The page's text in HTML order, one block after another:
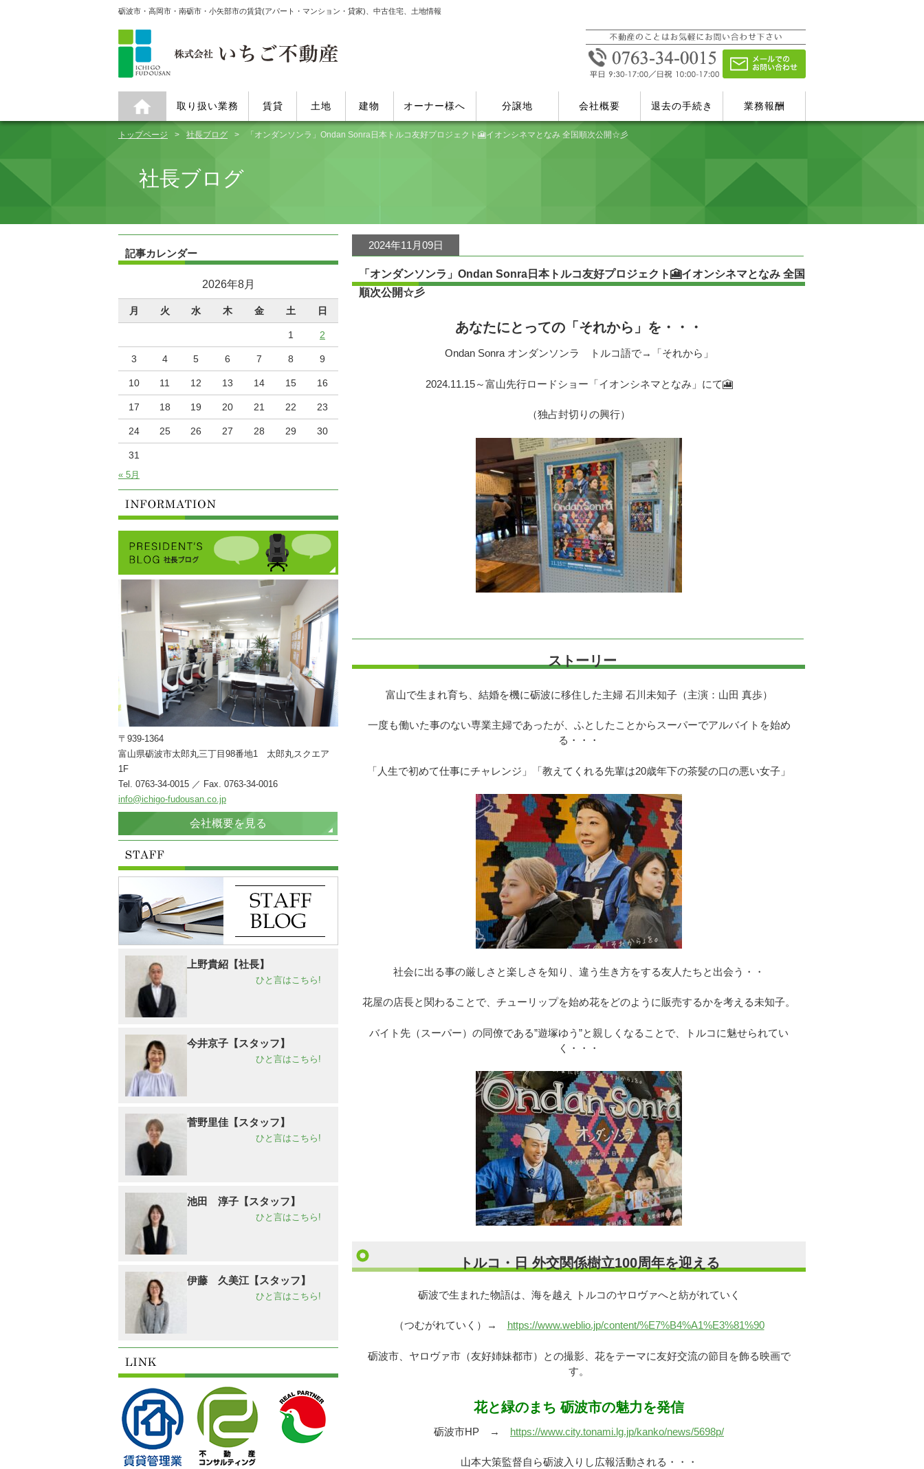
砺波市・高岡市・南砺市・小矢部市の賃貸(アパート・マンション・貸家)、中古住宅、土地情報
取り扱い業務 賃貸 土地 建物 オーナー様へ 分譲地 会社概要 退去の手続き 業務報酬
トップページ 社長ブログ 「オンダンソンラ」Ondan Sonra日本トルコ友好プロジェクト🎦イオンシネマとなみ 全国順次公開☆彡
社長ブログ
2024年11月09日
「オンダンソンラ」Ondan Sonra日本トルコ友好プロジェクト🎦イオンシネマとなみ 全国
順次公開☆彡
あなたにとっての「それから」を・・・
Ondan Sonra オンダンソンラ トルコ語で→「それから」
2024.11.15～富山先行ロードショー「イオンシネマとなみ」にて🎦
（独占封切りの興行）
ストーリー
富山で生まれ育ち、結婚を機に砺波に移住した主婦 石川未知子（主演：山田 真歩）
一度も働いた事のない専業主婦であったが、ふとしたことからスーパーでアルバイトを始め
る・・・
「人生で初めて仕事にチャレンジ」「教えてくれる先輩は20歳年下の茶髪の口の悪い女子」
社会に出る事の厳しさと楽しさを知り、違う生き方をする友人たちと出会う・・
花屋の店長と関わることで、チューリップを始め花をどのように販売するかを考える未知子。
バイト先（スーパー）の同僚である”遊塚ゆう”と親しくなることで、トルコに魅せられてい
く・・・
トルコ・日 外交関係樹立100周年を迎える
砺波で生まれた物語は、海を越え トルコのヤロヴァへと紡がれていく
（つむがれていく）→ https://www.weblio.jp/content/%E7%B4%A1%E3%81%90
砺波市、ヤロヴァ市（友好姉妹都市）との撮影、花をテーマに友好交流の節目を飾る映画で
す。
花と緑のまち 砺波市の魅力を発信
砺波市HP → https://www.city.tonami.lg.jp/kanko/news/5698p/
山本大策監督自ら砺波入りし広報活動される・・・
記事カレンダー
2026年8月
月 火 水 木 金 土 日
1 2
3 4 5 6 7 8 9
10 11 12 13 14 15 16
17 18 19 20 21 22 23
24 25 26 27 28 29 30
31
« 5月
〒939-1364
富山県砺波市太郎丸三丁目98番地1 太郎丸スクエア
1F
Tel. 0763-34-0015 ／ Fax. 0763-34-0016
info@ichigo-fudousan.co.jp
会社概要を見る
上野貴紹【社長】
ひと言はこちら!
今井京子【スタッフ】
ひと言はこちら!
菅野里佳【スタッフ】
ひと言はこちら!
池田 淳子【スタッフ】
ひと言はこちら!
伊藤 久美江【スタッフ】
ひと言はこちら!